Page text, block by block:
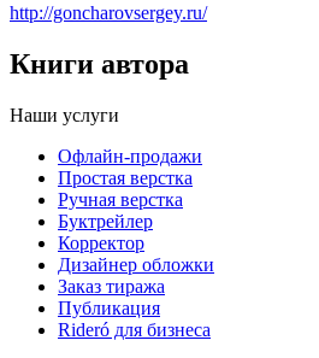
http://goncharovsergey.ru/
Книги автора
Наши услуги
Офлайн-продажи
Простая верстка
Ручная верстка
Буктрейлер
Корректор
Дизайнер обложки
Заказ тиража
Публикация
Rideró для бизнеса